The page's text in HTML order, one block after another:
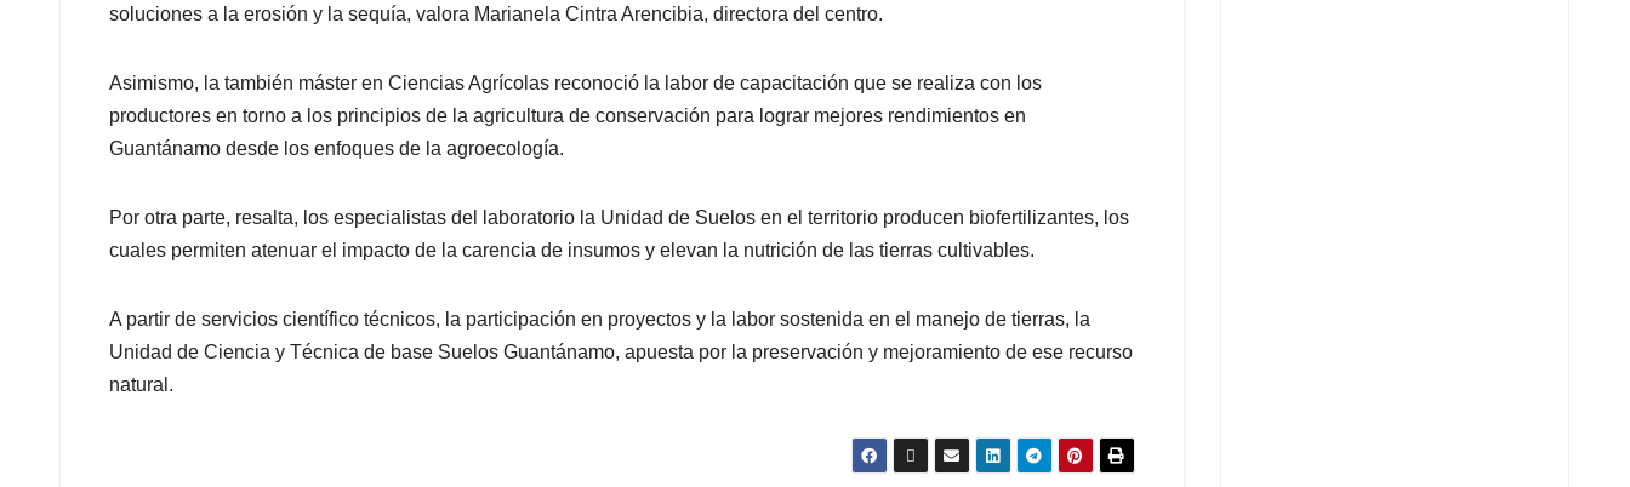
soluciones a la erosión y la sequía, valora Marianela Cintra Arencibia, directora del centro.
Asimismo, la también máster en Ciencias Agrícolas reconoció la labor de capacitación que se realiza con los
productores en torno a los principios de la agricultura de conservación para lograr mejores rendimientos en
Guantánamo desde los enfoques de la agroecología.
Por otra parte, resalta, los especialistas del laboratorio la Unidad de Suelos en el territorio producen biofertilizantes, los
cuales permiten atenuar el impacto de la carencia de insumos y elevan la nutrición de las tierras cultivables.
A partir de servicios científico técnicos, la participación en proyectos y la labor sostenida en el manejo de tierras, la
Unidad de Ciencia y Técnica de base Suelos Guantánamo, apuesta por la preservación y mejoramiento de ese recurso
natural.